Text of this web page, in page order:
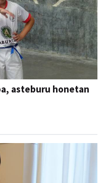
asteburu honetan